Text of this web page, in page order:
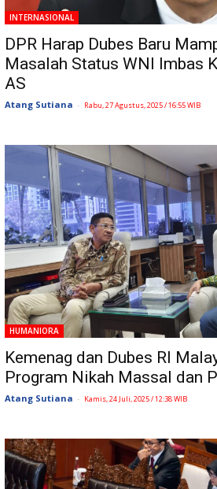
INTERNASIONAL
DPR Harap Dubes Baru
Masalah Status WNI Imbas
AS
Atang Sutiana - Rabu, 27 Agustus, 2025 / 16:55 WIB
HUMANIORA
Kemenag dan Dubes RI
Program Nikah Massal dan
Atang Sutiana - Kamis, 24 Juli, 2025 / 12:38 WIB